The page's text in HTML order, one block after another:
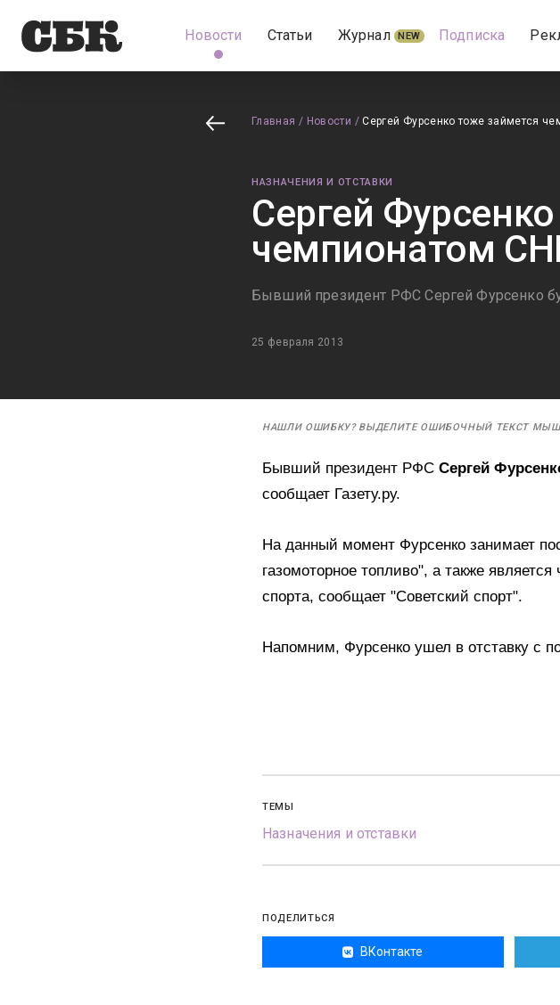
Новости Статьи Журнал NEW Подписка
Главная / Новости / Сергей Фурсенко тоже займется
НАЗНАЧЕНИЯ И ОТСТАВКИ
Сергей
чемпионатом
Бывший президент РФС Сергей Фурсенко
25 февраля 2013
НАШЛИ ОШИБКУ? ВЫДЕЛИТЕ ОШИБОЧНЫЙ ТЕКСТ
Бывший президент РФС Сергей
сообщает Газету.ру.
На данный момент Фурсенко занимает
газомоторное топливо", а также
спорта, сообщает "Советский спорт".
Напомним, Фурсенко ушел в отставку с
ТЕМЫ
Назначения и отставки
ПОДЕЛИТЬСЯ
ВКонтакте